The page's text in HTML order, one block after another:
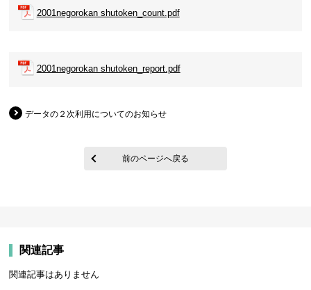
2001negorokan shutoken_count.pdf
2001negorokan shutoken_report.pdf
データの２次利用についてのお知らせ
前のページへ戻る
関連記事
関連記事はありません